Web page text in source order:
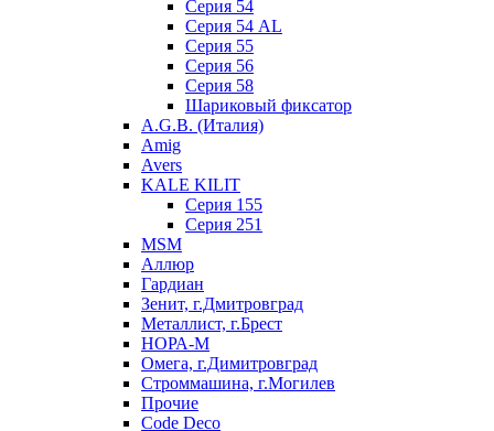
Серия 54
Серия 54 AL
Серия 55
Серия 56
Серия 58
Шариковый фиксатор
A.G.B. (Италия)
Amig
Avers
KALE KILIT
Серия 155
Серия 251
MSM
Аллюр
Гардиан
Зенит, г.Дмитровград
Металлист, г.Брест
НОРА-М
Омега, г.Димитровград
Строммашина, г.Могилев
Прочие
Code Deco